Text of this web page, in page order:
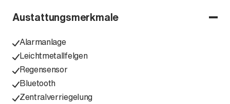
Austattungsmerkmale
Alarmanlage
Leichtmetallfelgen
Regensensor
Bluetooth
Zentralverriegelung